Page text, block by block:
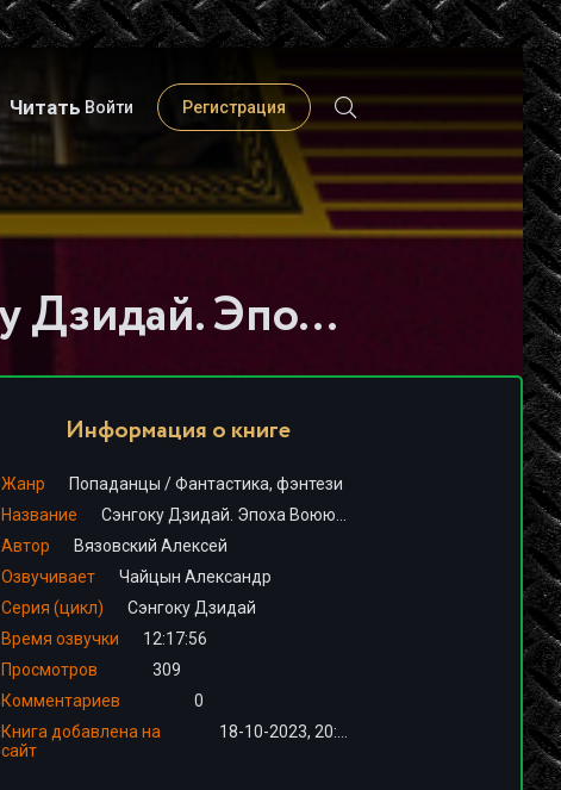
Читать Войти Регистрация
Слушать книгу - "Сэнгоку Дзидай. Эпоха Воюющих Провинций - Алексей Вязовский"
Информация о книге
Жанр Попаданцы /Фантастика, фэнтези
Название
Автор
Вязовский Алексей
Озвучивает
Чайцын Александр
Серия (цикл)
Сэнгоку Дзидай
Время озвучки
12:17:56
Просмотров
309
Комментариев
0
Книга добавлена на
сайт